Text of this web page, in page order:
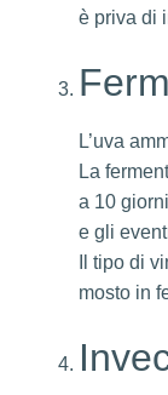
è priva di
L’uva
La
a 10
e gli
Il tipo di
mosto in